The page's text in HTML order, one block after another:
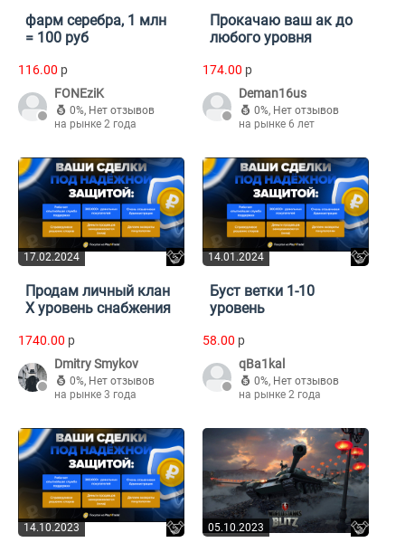
фарм серебра, 1 млн
= 100 руб
116.00 p
FONEziK
0%, Нет отзывов
на рынке 2 года
Прокачаю ваш ак до
любого уровня
174.00 p
Deman16us
0%, Нет отзывов
на рынке 6 лет
17.02.2024
Продам личный клан
Х уровень снабжения
1740.00 p
Dmitry Smykov
0%, Нет отзывов
на рынке 3 года
14.01.2024
Буст ветки 1-10
уровень
58.00 p
qBa1kal
0%, Нет отзывов
на рынке 2 года
14.10.2023 05.10.2023